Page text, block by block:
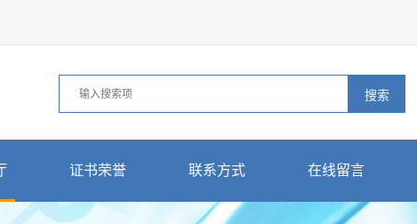
证书荣誉 联系方式 在线留言